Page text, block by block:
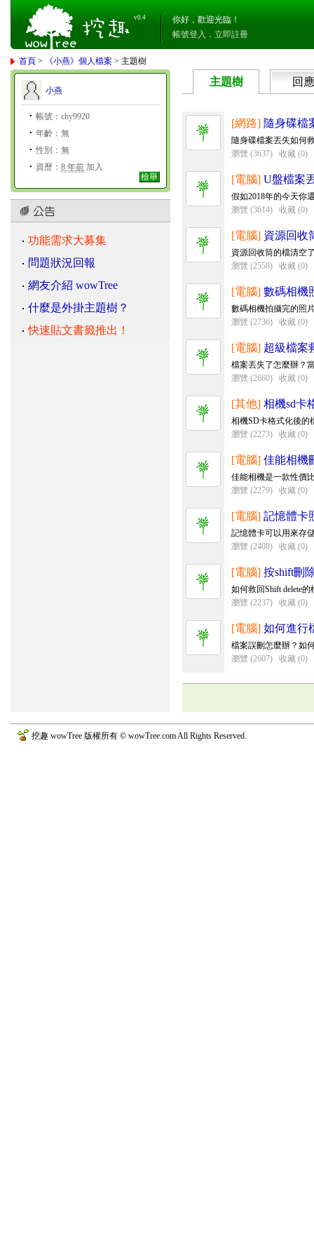
v0.4
你好，歡迎光臨！
帳號登入 ． 立即註冊
首頁 > 《小燕》個人檔案 > 主題樹
小燕
帳號：chy9920
年齡：無
性別：無
資歷： 8 年前 加入
檢舉
功能需求大募集
問題狀況回報
網友介紹 wowTree
什麼是外掛主題樹？
快速貼文書籤推出！
主題樹 回應
[網路] 隨身碟檔
隨身碟檔案丟失如何
瀏覽 (3637)
收藏 (0)
[電腦] U盤檔案
假如2018年的今天你
瀏覽 (3614)
收藏 (0)
[電腦] 資源回收
資源回收筒的檔清空
瀏覽 (2558)
收藏 (0)
[電腦] 數碼相機
數碼相機拍攝完的照
瀏覽 (2736)
收藏 (0)
[電腦] 超級檔案
檔案丟失了怎麼辦？
瀏覽 (2660)
收藏 (0)
[其他] 相機sd卡
相機SD卡格式化後的
瀏覽 (2273)
收藏 (0)
[電腦] 佳能相機
佳能相機是一款性價
瀏覽 (2279)
收藏 (0)
[電腦] 記憶體卡
記憶體卡可以用來存
瀏覽 (2408)
收藏 (0)
[電腦] 按shift刪
如何救回Shift delete
瀏覽 (2237)
收藏 (0)
[電腦] 如何進行
檔案誤刪怎麼辦？如
瀏覽 (2607)
收藏 (0)
挖趣 wowTree 版權所有 © wowTree.com All Rights Reserved.